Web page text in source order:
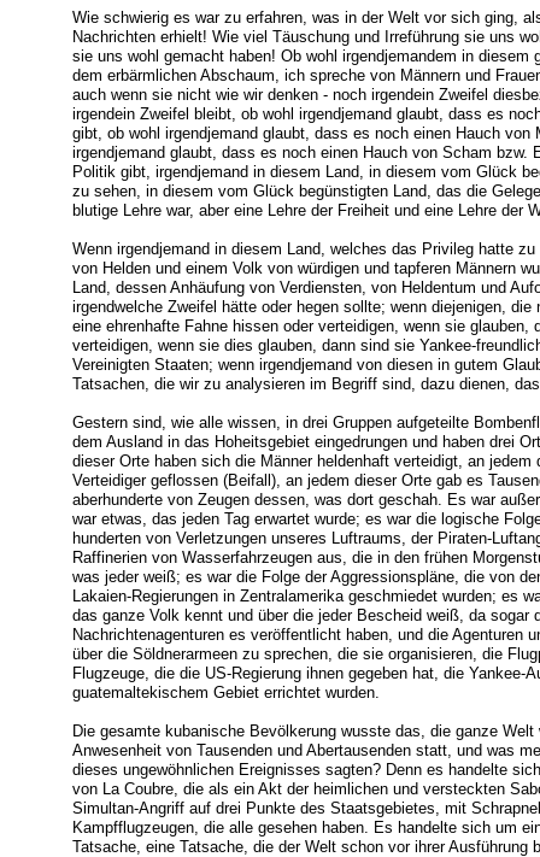
Wie schwierig es war zu erfahren, was in der Welt vor sich ging,
Nachrichten erhielt! Wie viel Täuschung und Irreführung sie uns
sie uns wohl gemacht haben! Ob wohl irgendjemandem in
dem erbärmlichen Abschaum, ich spreche von Männern und
auch wenn sie nicht wie wir denken - noch irgendein Zweifel
irgendein Zweifel bleibt, ob wohl irgendjemand glaubt, dass es
gibt, ob wohl irgendjemand glaubt, dass es noch einen Hauch von
irgendjemand glaubt, dass es noch einen Hauch von Scham bzw.
Politik gibt, irgendjemand in diesem Land, in diesem vom Glück
zu sehen, in diesem vom Glück begünstigten Land, das die
blutige Lehre war, aber eine Lehre der Freiheit und eine Lehre der
Wenn irgendjemand in diesem Land, welches das Privileg hatte
von Helden und einem Volk von würdigen und tapferen Männern
Land, dessen Anhäufung von Verdiensten, von Heldentum und
irgendwelche Zweifel hätte oder hegen sollte; wenn diejenigen,
eine ehrenhafte Fahne hissen oder verteidigen, wenn sie
verteidigen, wenn sie dies glauben, dann sind sie Yankee-
Vereinigten Staaten; wenn irgendjemand von diesen in gutem
Tatsachen, die wir zu analysieren im Begriff sind, dazu dienen,
Gestern sind, wie alle wissen, in drei Gruppen aufgeteilte
dem Ausland in das Hoheitsgebiet eingedrungen und haben drei
dieser Orte haben sich die Männer heldenhaft verteidigt, an
Verteidiger geflossen (Beifall), an jedem dieser Orte gab es
aberhunderte von Zeugen dessen, was dort geschah. Es war
war etwas, das jeden Tag erwartet wurde; es war die logische
hunderten von Verletzungen unseres Luftraums, der Piraten-
Raffinerien von Wasserfahrzeugen aus, die in den frühen
was jeder weiß; es war die Folge der Aggressionspläne, die von
Lakaien-Regierungen in Zentralamerika geschmiedet wurden; es
das ganze Volk kennt und über die jeder Bescheid weiß, da sogar
Nachrichtenagenturen es veröffentlicht haben, und die Agenturen
über die Söldnerarmeen zu sprechen, die sie organisieren, die
Flugzeuge, die die US-Regierung ihnen gegeben hat, die Yankee-
guatemaltekischem Gebiet errichtet wurden.
Die gesamte kubanische Bevölkerung wusste das, die ganze
Anwesenheit von Tausenden und Abertausenden statt, und was
dieses ungewöhnlichen Ereignisses sagten? Denn es handelte
von La Coubre, die als ein Akt der heimlichen und versteckten
Simultan-Angriff auf drei Punkte des Staatsgebietes, mit
Kampfflugzeugen, die alle gesehen haben. Es handelte sich um
Tatsache, eine Tatsache, die der Welt schon vor ihrer Ausführung